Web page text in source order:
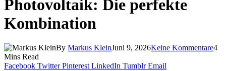
Photovoltaik: Die perfekte
Kombination
By Markus KleinJuni 9, 2026Keine Kommentare4
Mins Read
Facebook Twitter Pinterest LinkedIn Tumblr Email